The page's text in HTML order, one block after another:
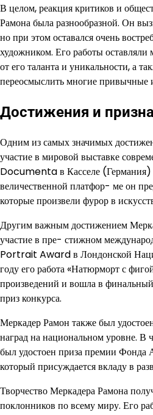
В целом, реакция критиков и
Рамона была разнообразной. Он
но при этом оставался очень
художником. Его работы оставляли
от его таланта и уникальности, а
переосмыслить многие привычные
Достижения и
Одним из самых значимых
участие в мировой выставке
Documenta в Касселе (Германия)
величественной платфор- ме он
которые произвели фурор в
Другим важным достижением
участие в пре- стижном
Portrait Award в Лондонской
году его работа «Натюрморт с
произведений и вошла в
приз конкурса.
Меркадер Рамон также был
наград на национальном уровне. В
был удостоен приза премии Фонда
который присуждается вкладу в
Творчество Меркадера Рамона
поклонников по всему миру. Его